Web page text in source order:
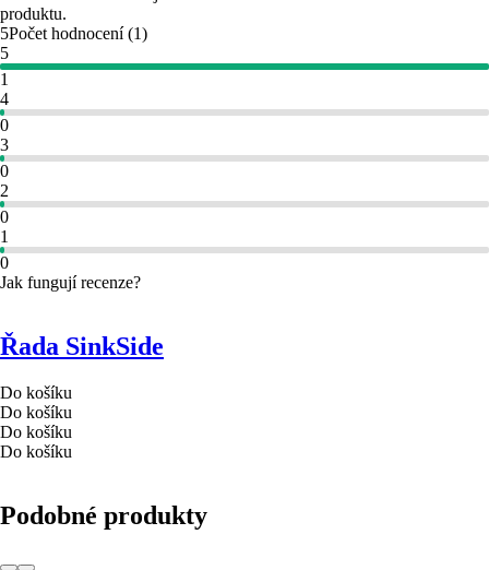
produktu.
5Počet hodnocení(1)
5
1
4
0
3
0
2
0
1
0
Jak fungují recenze?
Řada SinkSide
Do košíku
Do košíku
Do košíku
Do košíku
Podobné produkty